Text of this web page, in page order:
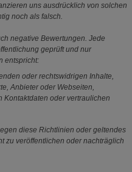
uns ausdrücklich von solchen
noch als falsch.
negative Bewertungen. Jede
geprüft und nur
entspricht:
oder rechtswidrigen Inhalte,
Anbieter oder Webseiten,
oder vertraulichen
diese Richtlinien oder geltendes
zu veröffentlichen oder nachträglich